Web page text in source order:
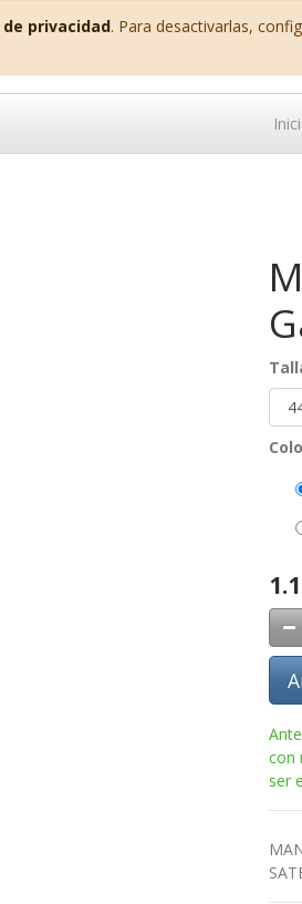
privacidad. Para desactivarlas,
con
ser